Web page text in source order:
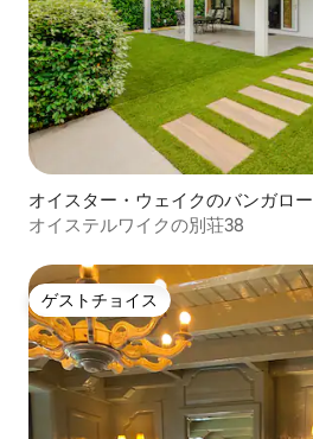
オイスター・ウェイクのバンガロー
オイステルワイクの別荘38
ゲストチョイス
ゲストチョイス